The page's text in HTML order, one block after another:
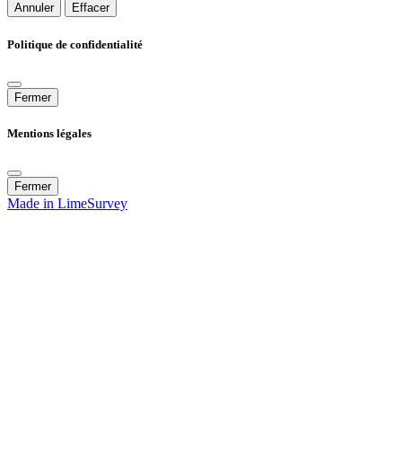
Annuler Effacer
Politique de confidentialité
Fermer
Mentions légales
Fermer
Made in LimeSurvey